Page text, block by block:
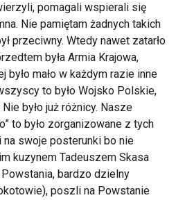
pomagali wspierali się
Nie pamiętam żadnych takich
przeciwny. Wtedy nawet zatarło
była Armia Krajowa,
było mało w każdym razie inne
to było Wojsko Polskie,
było już różnicy. Nasze
to było zorganizowane z tych
swoje posterunki bo nie
kuzynem Tadeuszem Skasa
bardzo dzielny
poszli na Powstanie